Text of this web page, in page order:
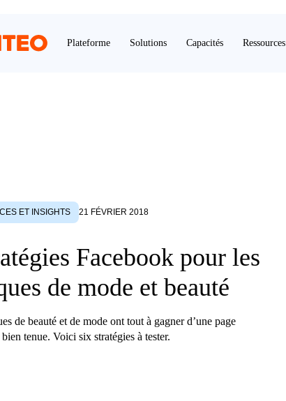
Plateforme Solutions Capacités Ressources
ET INSIGHTS 21 FÉVRIER 2018
Facebook pour les
de mode et beauté
de beauté et de mode ont tout à gagner d’une page
tenue. Voici six stratégies à tester.